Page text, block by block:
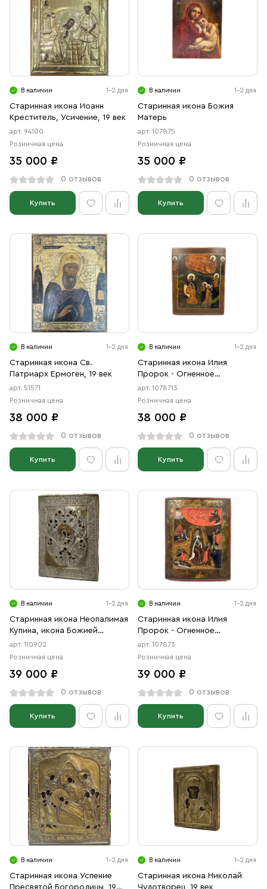
В наличии 1-2 дня
Старинная икона Иоанн
Креститель, Усичение, 19 век
арт. 94100
Розничная цена
35 000 ₽
0 отзывов
Купить
В наличии 1-2 дня
Старинная икона Божия
Матерь
арт. 107875
Розничная цена
35 000 ₽
0 отзывов
Купить
В наличии 1-2 дня
Старинная икона Св.
Патриарх Ермоген, 19 век
арт. 51571
Розничная цена
38 000 ₽
0 отзывов
Купить
В наличии 1-2 дня
Старинная икона Илия
Пророк - Огненное
Восхождение, 19 век
арт. 1078713
Розничная цена
38 000 ₽
0 отзывов
Купить
В наличии 1-2 дня
Старинная икона Неопалимая
Купина, икона Божией
Матери, 19 век
арт. 110902
Розничная цена
39 000 ₽
0 отзывов
Купить
В наличии 1-2 дня
Старинная икона Илия
Пророк - Огненное
Восхождение, 19 век
арт. 107873
Розничная цена
39 000 ₽
0 отзывов
Купить
В наличии 1-2 дня
Старинная икона Успение
Пресвятой Богородицы, 19
В наличии 1-2 дня
Старинная икона Николай
Чудотворец, 19 век